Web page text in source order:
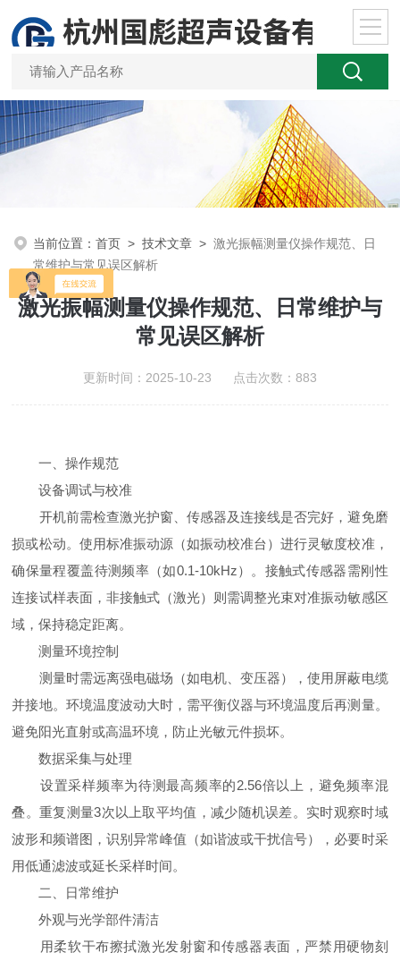
当前位置：首页 >技术文章 >激光振幅测量仪操作规范、日
常维护与常见误区解析
激光振幅测量仪操作规范、日常维护与
常见误区解析
更新时间：2025-10-23 点击次数：883
一、操作规范
设备调试与校准
开机前需检查激光护窗、传感器及连接线是否完好，避免磨
损或松动。使用标准振动源（如振动校准台）进行灵敏度校准，
确保量程覆盖待测频率（如0.1-10kHz）。接触式传感器需刚性
连接试样表面，非接触式（激光）则需调整光束对准振动敏感区
域，保持稳定距离。
测量环境控制
测量时需远离强电磁场（如电机、变压器），使用屏蔽电缆
并接地。环境温度波动大时，需平衡仪器与环境温度后再测量。
避免阳光直射或高温环境，防止光敏元件损坏。
数据采集与处理
设置采样频率为待测最高频率的2.56倍以上，避免频率混
叠。重复测量3次以上取平均值，减少随机误差。实时观察时域
波形和频谱图，识别异常峰值（如谐波或干扰信号），必要时采
用低通滤波或延长采样时间。
二、日常维护
外观与光学部件清洁
用柔软干布擦拭激光发射窗和传感器表面，严禁用硬物刻